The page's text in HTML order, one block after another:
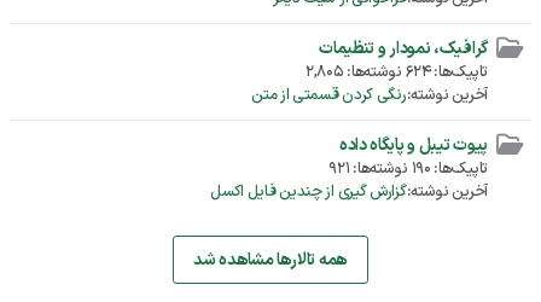
گرافیک، نمودار و تنظیمات
تاپیک‌ها: 624 نوشته‌ها: 2,805
آخرین نوشته:رنگی کردن قسمتی از متن
پیوت تیبل و پایگاه داده
تاپیک‌ها: 190 نوشته‌ها: 921
آخرین نوشته:گزارش گیری از چندین فایل اکسل
همه تالارها مشاهده شد